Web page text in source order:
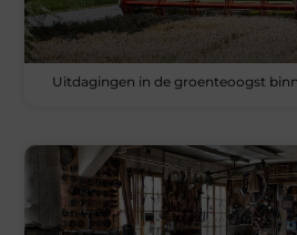
Uitdagingen in de groenteoogst